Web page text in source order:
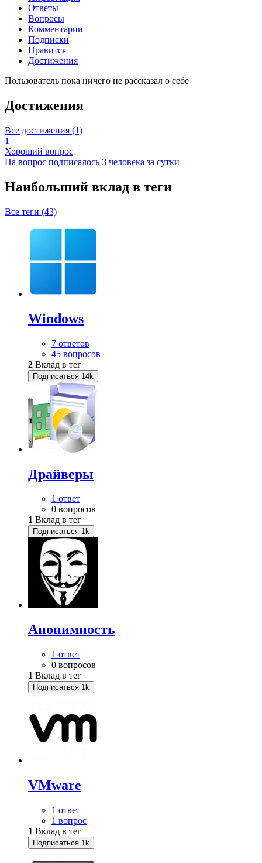
Ответы
Вопросы
Комментарии
Подписки
Нравится
Достижения
Пользователь пока ничего не рассказал о себе
Достижения
Все достижения (1)
1
Хороший вопрос
На вопрос подписалось 3 человека за сутки
Наибольший вклад в теги
Все теги (43)
Windows
7 ответов
45 вопросов
2 Вклад в тег
Подписаться 14k
Драйверы
1 ответ
0 вопросов
1 Вклад в тег
Подписаться 1k
Анонимность
1 ответ
0 вопросов
1 Вклад в тег
Подписаться 1k
VMware
1 ответ
1 вопрос
1 Вклад в тег
Подписаться 1k